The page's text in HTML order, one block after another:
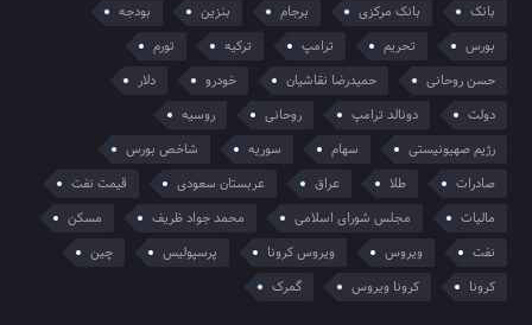
بانک
بانک مرکزی برجام بنزین
بودجه
بورس
تحریم ترامپ ترکیه
تورم
حسن روحانی
حمیدرضا نقاشیان خودرو
دلار
دولت
دونالد ترامپ روحانی
روسیه
رژیم صهیونیستی
سهام سوریه
شاخص بورس
صادرات
طلا عراق عربستان سعودی
قیمت نفت
مالیات
مجلس شورای اسلامی محمد جواد ظریف
مسکن
نفت
ویروس ویروس کرونا پرسپولیس
چین
کرونا
کرونا ویروس گمرک